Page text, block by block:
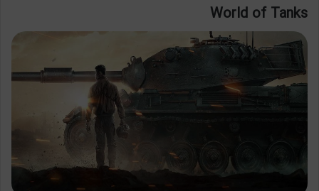
World of Tanks